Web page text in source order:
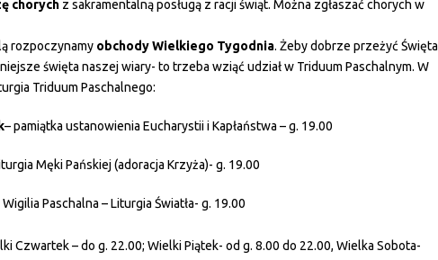
chorychz sakramentalną posługą z racji świąt. Można zgłaszać chorych w
rozpoczynamy obchody Wielkiego Tygodnia. Żeby dobrze przeżyć Święta
święta naszej wiary- to trzeba wziąć udział w Triduum Paschalnym. W
Triduum Paschalnego:
– pamiątka ustanowienia Eucharystii i Kapłaństwa – g. 19.00
Męki Pańskiej (adoracja Krzyża)- g. 19.00
Wigilia Paschalna – Liturgia Światła- g. 19.00
Czwartek – do g. 22.00; Wielki Piątek- od g. 8.00 do 22.00, Wielka Sobota-